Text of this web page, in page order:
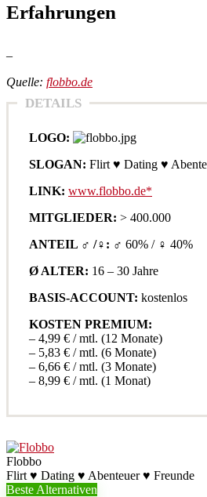
Erfahrungen
–
Quelle: flobbo.de
DETAILS
LOGO:
SLOGAN: Flirt ♥ Dating ♥
LINK: www.flobbo.de
MITGLIEDER: > 400.000
ANTEIL ♂ /♀: ♂ 60% / ♀ 40%
Ø ALTER: 16 – 30 Jahre
BASIS-ACCOUNT: kostenlos
KOSTEN PREMIUM:
– 4,99 € / mtl. (12 Monate)
– 5,83 € / mtl. (6 Monate)
– 6,66 € / mtl. (3 Monate)
– 8,99 € / mtl. (1 Monat)
Flobbo
Flirt ♥ Dating ♥ Abenteuer ♥ Freunde
Beste Alternativen